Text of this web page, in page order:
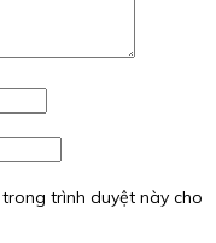
trình duyệt này cho